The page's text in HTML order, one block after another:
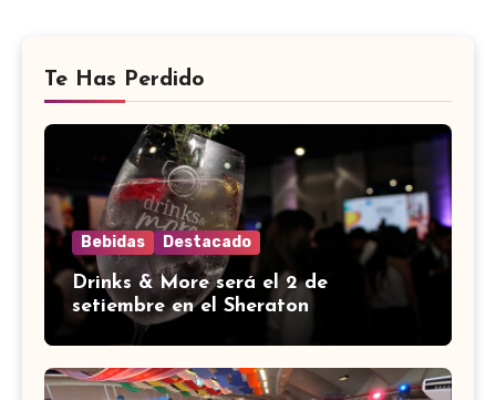
Te Has Perdido
Bebidas Destacado
Drinks & More será el 2 de
setiembre en el Sheraton